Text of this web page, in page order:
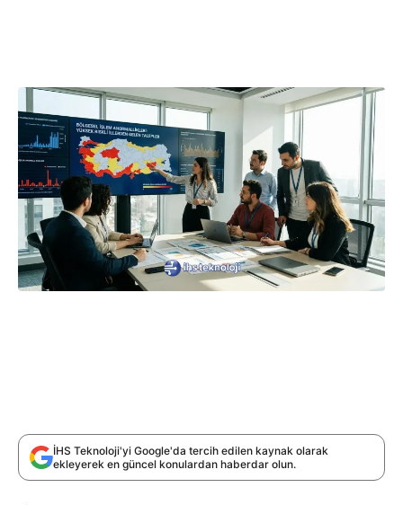
İHS Teknoloji'yi Google'da tercih edilen kaynak olarak
ekleyerek en güncel konulardan haberdar olun.